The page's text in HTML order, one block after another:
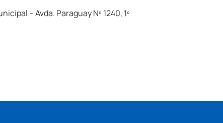
– Avda. Paraguay Nº 1240, 1º